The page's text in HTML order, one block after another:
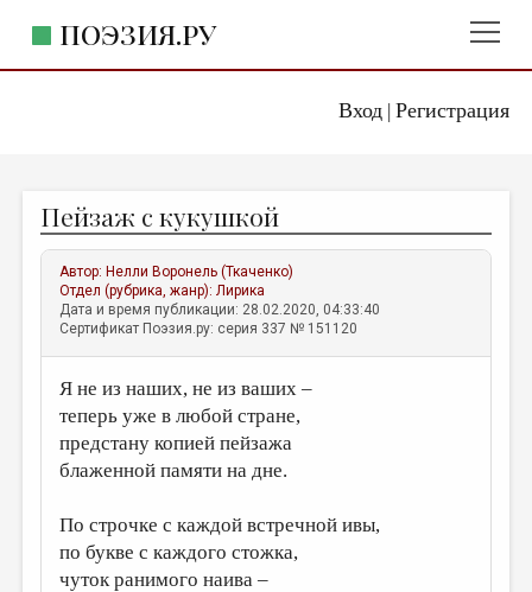
Вход| Регистрация
ПОЭЗИЯ.РУ
ЖАНРЫ
АВТОРЫ
КОММЕНТАРИИ
ЛИТСАЛОН
НОВОСТИ
ПРАВИЛА САЙТА
ИЗБРАННОЕ
ДАЙДЖЕСТ
Пейзаж с кукушкой
Автор: Нелли Воронель (Ткаченко)
Отдел (рубрика, жанр):Лирика
Дата и время публикации: 28.02.2020, 04:33:40
Сертификат Поэзия.ру: серия 337 № 151120
Я не из наших, не из ваших –
теперь уже в любой стране,
предстану копией пейзажа
блаженной памяти на дне.
По строчке с каждой встречной ивы,
по букве с каждого стожка,
чуток ранимого наива –